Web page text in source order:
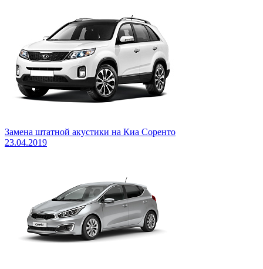
Замена штатной акустики на Киа Соренто
23.04.2019